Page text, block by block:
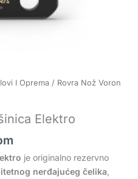
I Oprema / Rovra Nož Voron
Elektro
je originalno rezervno
nerđajućeg čelika